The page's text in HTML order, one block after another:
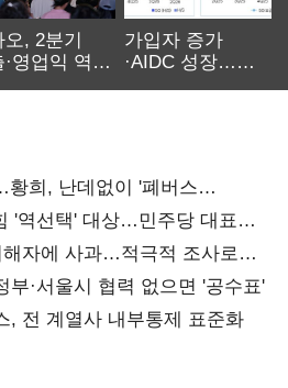
오, 2분기
·영업익 역대
가입자 증가
·AIDC 성장…
희, 난데없이 '폐버스
'역선택' 대상…민주당 대표로
자에 사과…적극적 조사로
·서울시 협력 없으면 '공수표'
, 전 계열사 내부통제 표준화